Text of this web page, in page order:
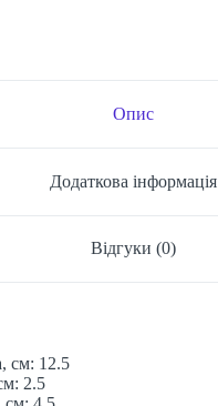
Опис
Додаткова інформація
Відгуки (0)
см: 12.5
2.5